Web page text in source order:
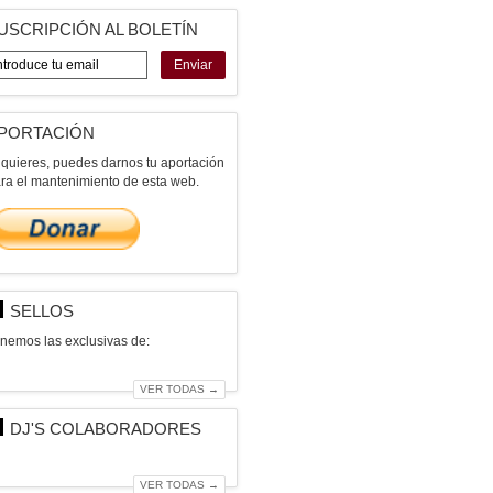
AL BOLETÍN
Enviar
puedes darnos tu aportación
el mantenimiento de esta web.
SELLOS
las exclusivas de:
VER TODAS →
DJ'S COLABORADORES
VER TODAS →